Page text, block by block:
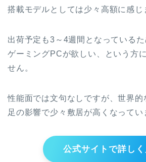
搭載モデルとしては少々高額に感じ
出荷予定も3～4週間となっているた
ゲーミングPCが欲しい、という方
せん。
性能面では文句なしですが、世界的
足の影響で少々敷居が高くなってい
公式サイトで詳し